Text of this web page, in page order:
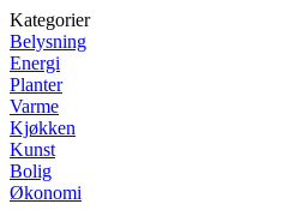
Kategorier
Belysning
Energi
Planter
Varme
Kjøkken
Kunst
Bolig
Økonomi